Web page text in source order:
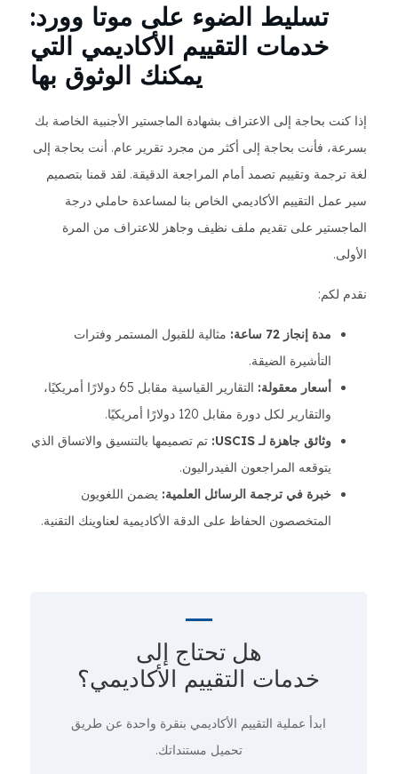
تسليط الضوء على موتا وورد:
خدمات التقييم الأكاديمي التي
يمكنك الوثوق بها
إذا كنت بحاجة إلى الاعتراف بشهادة الماجستير الأجنبية الخاصة بك
بسرعة، فأنت بحاجة إلى أكثر من مجرد تقرير عام. أنت بحاجة إلى
لغة ترجمة وتقييم تصمد أمام المراجعة الدقيقة. لقد قمنا بتصميم
سير عمل التقييم الأكاديمي الخاص بنا لمساعدة حاملي درجة
الماجستير على تقديم ملف نظيف وجاهز للاعتراف من المرة
الأولى.
نقدم لكم:
مدة إنجاز 72 ساعة:
مثالية للقبول المستمر وفترات
التأشيرة الضيقة.
أسعار معقولة:
التقارير القياسية مقابل 65 دولارًا أمريكيًا،
والتقارير لكل دورة مقابل 120 دولارًا أمريكيًا.
وثائق جاهزة لـ USCIS:
تم تصميمها بالتنسيق والاتساق الذي
يتوقعه المراجعون الفيدراليون.
خبرة في ترجمة الرسائل العلمية: يضمن اللغويون
المتخصصون الحفاظ على الدقة الأكاديمية لعناوينك التقنية.
هل تحتاج إلى
خدمات التقييم الأكاديمي؟
ابدأ عملية التقييم الأكاديمي بنقرة واحدة عن طريق
تحميل مستنداتك.